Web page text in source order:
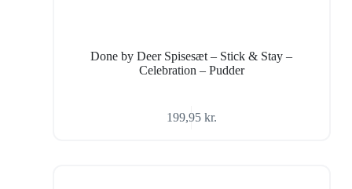
Done by Deer Spisesæt – Stick & Stay –
Celebration – Pudder
199,95 kr.